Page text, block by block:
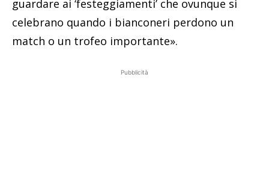
guardare ai ‘festeggiamenti’ che ovunque si
celebrano quando i bianconeri perdono un
match o un trofeo importante».
Pubblicità